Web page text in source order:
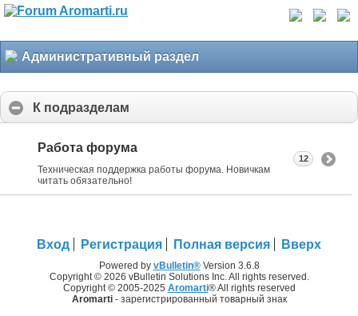
Административный раздел
К подразделам
Работа форума
Техническая поддержка работы форума. Новичкам
читать обязательно!
12
Вход Регистрация Полная версия Вверх
Powered by vBulletin®Version 3.6.8
Copyright © 2026 vBulletin Solutions Inc. All rights reserved.
Copyright © 2005-2025 Aromarti® All rights reserved
Aromarti- зарегистрированный товарный знак